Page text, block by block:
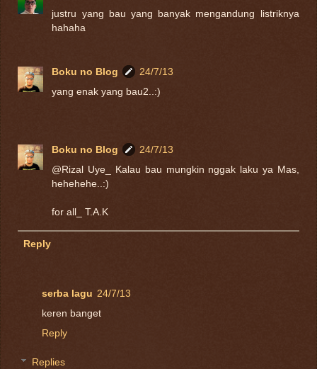
justru yang bau yang banyak mengandung listriknya
hahaha
Boku no Blog
24/7/13
yang enak yang bau2..:)
Boku no Blog
24/7/13
@Rizal Uye_ Kalau bau mungkin nggak laku ya Mas,
hehehehe..:)
for all_ T.A.K
Reply
serba lagu 24/7/13
keren banget
Reply
Replies